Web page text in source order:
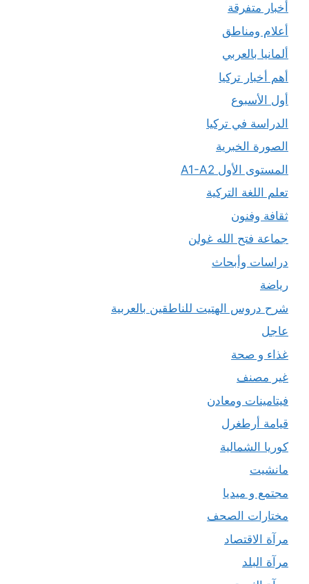
أخبار متفرقة
أعلام ومناطق
ألمانيا بالعربي
أهم أخبار تركيا
أول الأسبوع
الدراسة في تركيا
الصورة الخبرية
المستوى الأول A1-A2
تعلم اللغة التركية
ثقافة وفنون
جماعة فتح الله غولن
دراسات وأبحاث
رياضة
شرح دروس الهتيت للناطقين بالعربية
عاجل
غذاء و صحة
غير مصنف
فيتامينات ومعادن
قيامة أرطغرل
كوريا الشمالية
مانشيت
مجتمع و ميديا
مختارات الصحف
مرآة الاقتصاد
مرآة البلد